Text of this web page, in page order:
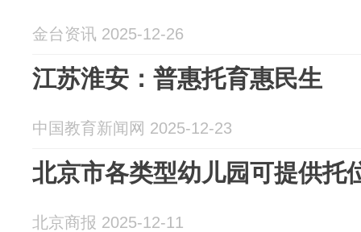
金台资讯 2025-12-26
江苏淮安：普惠托育惠民生
中国教育新闻网 2025-12-23
北京市各类型幼儿园可提供托
北京商报 2025-12-11